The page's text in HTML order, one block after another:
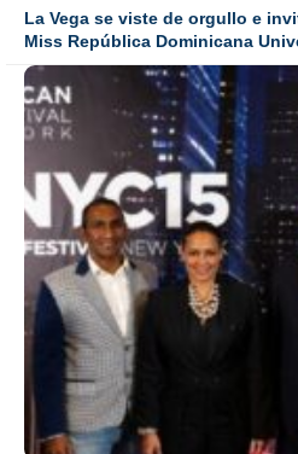
La Vega se viste de orgullo e
Miss República Dominicana